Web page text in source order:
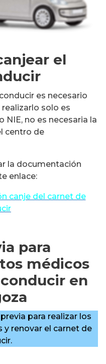
el
es necesario
realizarlo solo es
NIE, no es necesaria la
centro de
la documentación
enlace:
canje del carnet de
para
médicos
en
para realizar los
renovar el carnet de